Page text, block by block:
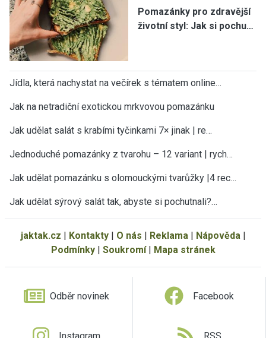
Pomazánky pro zdravější
životní styl: Jak si pochu…
Jídla, která nachystat na večírek s tématem online…
Jak na netradiční exotickou mrkvovou pomazánku
Jak udělat salát s krabími tyčinkami 7× jinak | re…
Jednoduché pomazánky z tvarohu – 12 variant | rych…
Jak udělat pomazánku s olomouckými tvarůžky |4 rec…
Jak udělat sýrový salát tak, abyste si pochutnali?…
jaktak.cz | Kontakty| O nás | Reklama| Nápověda|
Podmínky| Soukromí| Mapa stránek
Odběr novinek Facebook